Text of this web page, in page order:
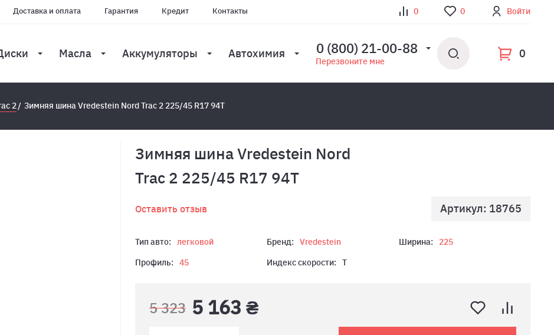
Доставка и оплата Гарантия Кредит Контакты 0 0 Войти
Масла Аккумуляторы Автохимия 0 (800) 21-00-88
Перезвоните мне
0
2 Зимняя шина Vredestein Nord Trac 2 225/45 R17 94T
Зимняя шина Vredestein Nord
Trac 2 225/45 R17 94T
Оставить отзыв Артикул: 18765
Тип авто: легковой Бренд: Vredestein Ширина:
225
Профиль:
45 Индекс скорости: T
5 323 5 163 ₴